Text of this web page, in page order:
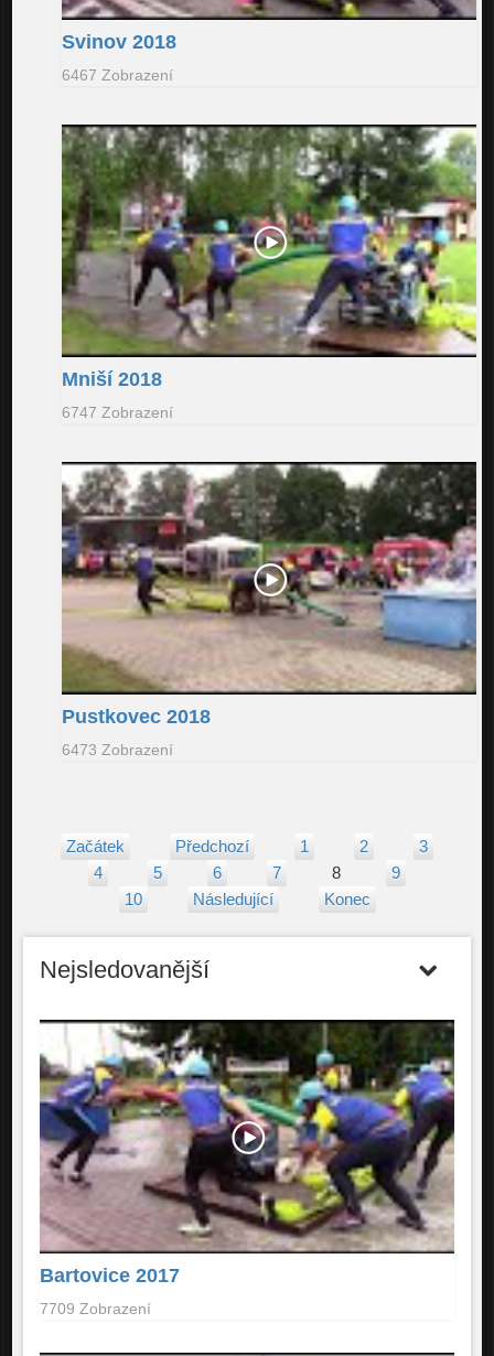
Svinov 2018
6467 Zobrazení
Mniší 2018
6747 Zobrazení
Pustkovec 2018
6473 Zobrazení
Začátek Předchozí 1 2
3
4
5 6 7 8
9
10
Následující Konec
Nejsledovanější
Bartovice 2017
7709 Zobrazení